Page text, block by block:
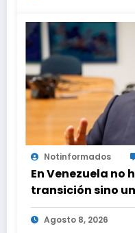
Notinformados
En Venezuela no
transición sino
fuerza
Agosto 8, 2026